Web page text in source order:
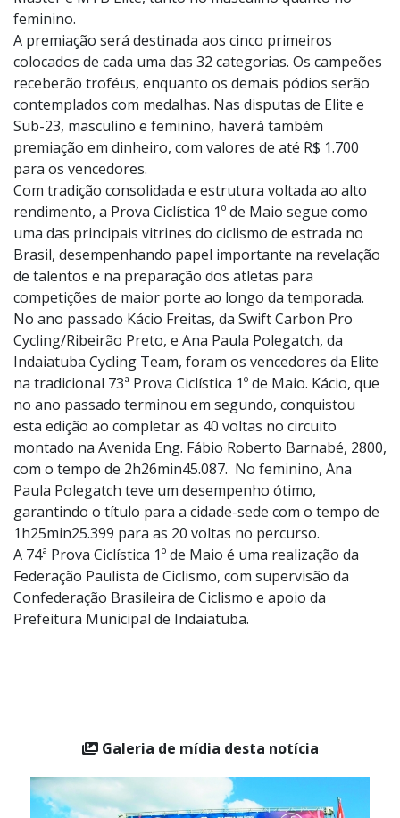
ciclismo de base ao alto rendimento, com provas para
Kids, Mirim e Infantil, além das categorias Elite, Sub-23,
Master e MTB Elite, tanto no masculino quanto no
feminino.
A premiação será destinada aos cinco primeiros
colocados de cada uma das 32 categorias. Os campeões
receberão troféus, enquanto os demais pódios serão
contemplados com medalhas. Nas disputas de Elite e
Sub-23, masculino e feminino, haverá também
premiação em dinheiro, com valores de até R$ 1.700
para os vencedores.
Com tradição consolidada e estrutura voltada ao alto
rendimento, a Prova Ciclística 1º de Maio segue como
uma das principais vitrines do ciclismo de estrada no
Brasil, desempenhando papel importante na revelação
de talentos e na preparação dos atletas para
competições de maior porte ao longo da temporada.
No ano passado Kácio Freitas, da Swift Carbon Pro
Cycling/Ribeirão Preto, e Ana Paula Polegatch, da
Indaiatuba Cycling Team, foram os vencedores da Elite
na tradicional 73ª Prova Ciclística 1º de Maio. Kácio, que
no ano passado terminou em segundo, conquistou
esta edição ao completar as 40 voltas no circuito
montado na Avenida Eng. Fábio Roberto Barnabé, 2800,
com o tempo de 2h26min45.087. No feminino, Ana
Paula Polegatch teve um desempenho ótimo,
garantindo o título para a cidade-sede com o tempo de
1h25min25.399 para as 20 voltas no percurso.
A 74ª Prova Ciclística 1º de Maio é uma realização da
Federação Paulista de Ciclismo, com supervisão da
Galeria de mídia desta notícia